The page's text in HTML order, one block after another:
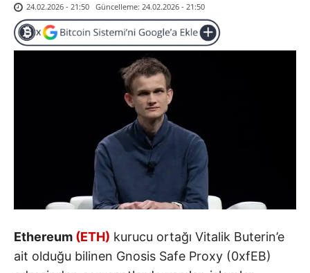
24.02.2026 - 21:50 Güncelleme: 24.02.2026 - 21:50
Ethereum (ETH) kurucu ortağı Vitalik Buterin’e
ait olduğu bilinen Gnosis Safe Proxy (0xfEB)